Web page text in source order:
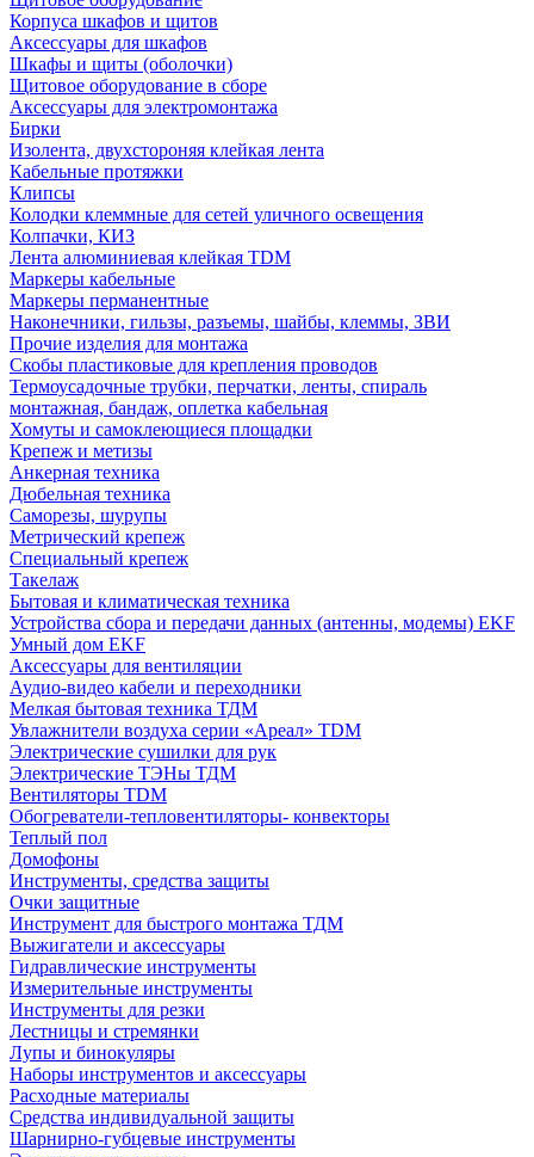
Корпуса шкафов и щитов
Аксессуары для шкафов
Шкафы и щиты (оболочки)
Щитовое оборудование в сборе
Аксессуары для электромонтажа
Бирки
Изолента, двухстороняя клейкая лента
Кабельные протяжки
Клипсы
Колодки клеммные для сетей уличного освещения
Колпачки, КИЗ
Лента алюминиевая клейкая TDM
Маркеры кабельные
Маркеры перманентные
Наконечники, гильзы, разъемы, шайбы, клеммы, ЗВИ
Прочие изделия для монтажа
Скобы пластиковые для крепления проводов
Термоусадочные трубки, перчатки, ленты, спираль
монтажная, бандаж, оплетка кабельная
Хомуты и самоклеющиеся площадки
Крепеж и метизы
Анкерная техника
Дюбельная техника
Саморезы, шурупы
Метрический крепеж
Специальный крепеж
Такелаж
Бытовая и климатическая техника
Устройства сбора и передачи данных (антенны, модемы) EKF
Умный дом EKF
Аксессуары для вентиляции
Аудио-видео кабели и переходники
Мелкая бытовая техника ТДМ
Увлажнители воздуха серии «Ареал» TDM
Электрические сушилки для рук
Электрические ТЭНы ТДМ
Вентиляторы TDM
Обогреватели-тепловентиляторы- конвекторы
Теплый пол
Домофоны
Инструменты, средства защиты
Очки защитные
Инструмент для быстрого монтажа ТДМ
Выжигатели и аксессуары
Гидравлические инструменты
Измерительные инструменты
Инструменты для резки
Лестницы и стремянки
Лупы и бинокуляры
Наборы инструментов и аксессуары
Расходные материалы
Средства индивидуальной защиты
Шарнирно-губцевые инструменты